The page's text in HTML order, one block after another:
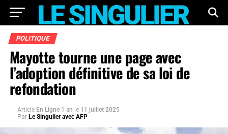
POLITIQUE
Mayotte tourne une page avec
l’adoption définitive de sa loi de
refondation
Article En Ligne 1 an le 11 juillet 2025
Par Le Singulier avec AFP